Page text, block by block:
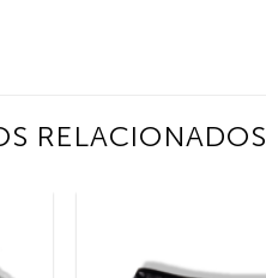
RELACIONADOS